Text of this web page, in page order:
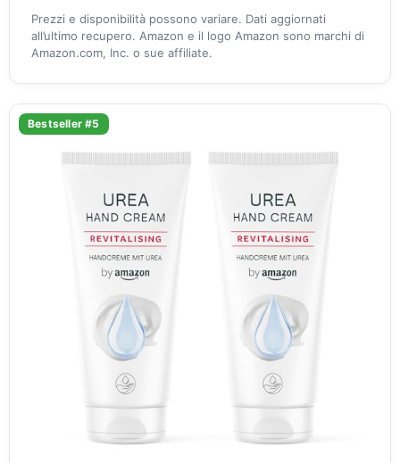
Prezzi e disponibilità possono variare. Dati aggiornati
all’ultimo recupero. Amazon e il logo Amazon sono marchi di
Amazon.com, Inc. o sue affiliate.
Bestseller #5